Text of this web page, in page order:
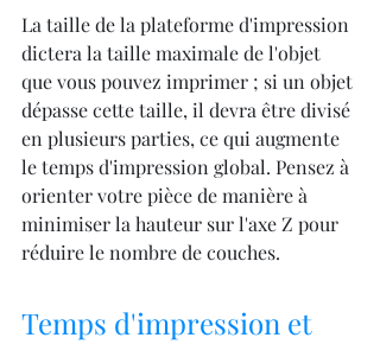
La taille de la plateforme d'impression
dictera la taille maximale de l'objet
que vous pouvez imprimer ; si un objet
dépasse cette taille, il devra être divisé
en plusieurs parties, ce qui augmente
le temps d'impression global. Pensez à
orienter votre pièce de manière à
minimiser la hauteur sur l'axe Z pour
réduire le nombre de couches.
Temps d'impression et